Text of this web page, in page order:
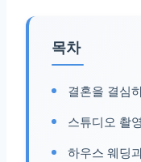
목차
결혼을 결심
스튜디오 촬
하우스 웨딩